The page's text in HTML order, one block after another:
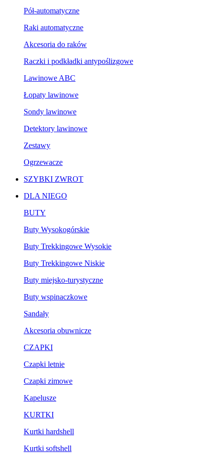
Pół-automatyczne
Raki automatyczne
Akcesoria do raków
Raczki i podkładki antypoślizgowe
Lawinowe ABC
Łopaty lawinowe
Sondy lawinowe
Detektory lawinowe
Zestawy
Ogrzewacze
SZYBKI ZWROT
DLA NIEGO
BUTY
Buty Wysokogórskie
Buty Trekkingowe Wysokie
Buty Trekkingowe Niskie
Buty miejsko-turystyczne
Buty wspinaczkowe
Sandały
Akcesoria obuwnicze
CZAPKI
Czapki letnie
Czapki zimowe
Kapelusze
KURTKI
Kurtki hardshell
Kurtki softshell